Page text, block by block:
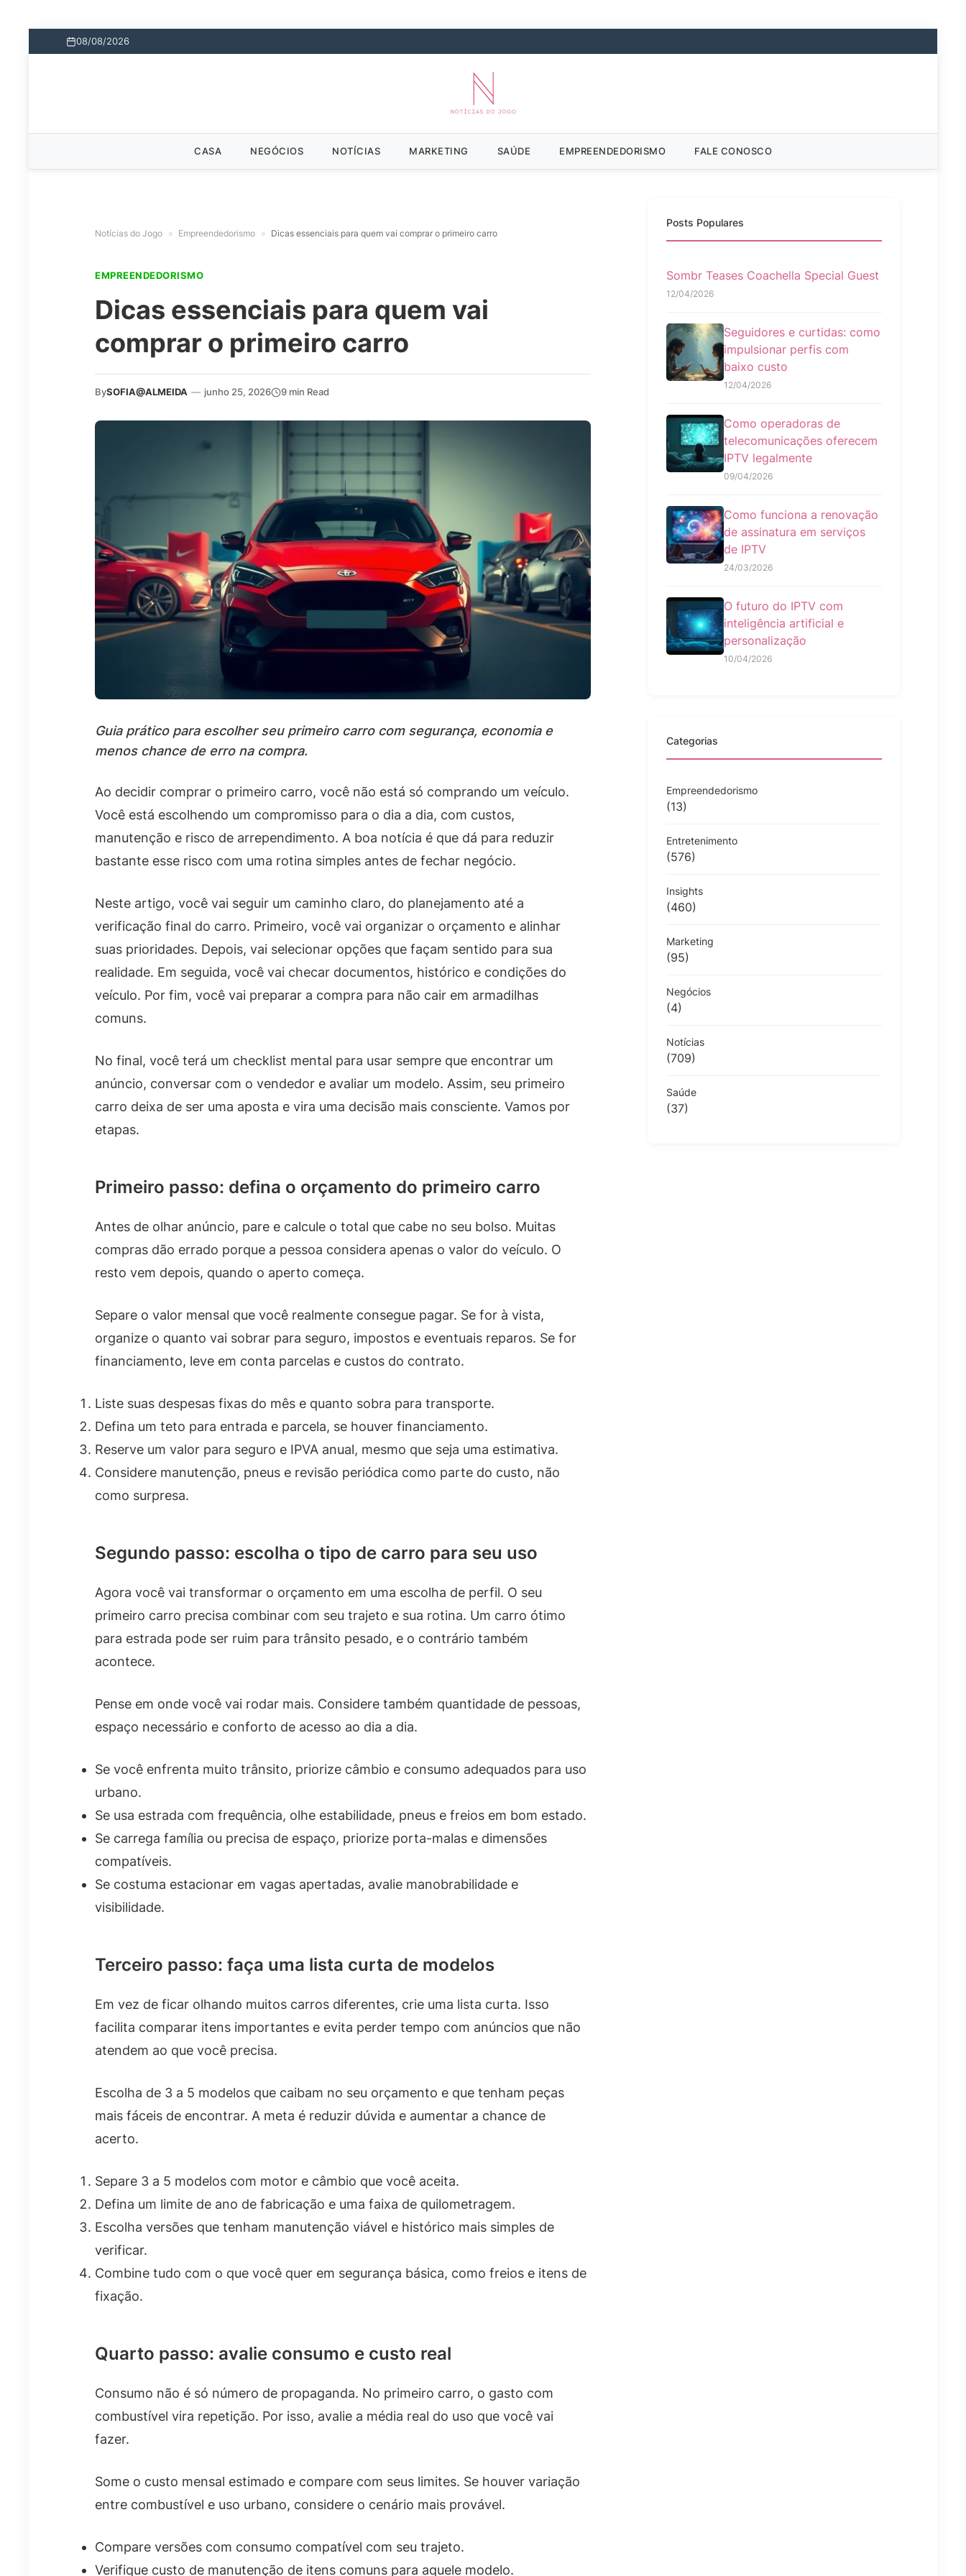
08/08/2026
CASA NEGÓCIOS NOTÍCIAS MARKETING SAÚDE EMPREENDEDORISMO FALE CONOSCO
Notícias do Jogo » Empreendedorismo » Dicas essenciais para quem vai comprar o primeiro carro
EMPREENDEDORISMO
Dicas essenciais para quem vai
comprar o primeiro carro
BySOFIA@ALMEIDA — junho 25, 2026 9 min Read
Guia prático para escolher seu primeiro carro com segurança, economia e
menos chance de erro na compra.
Ao decidir comprar o primeiro carro, você não está só comprando um veículo.
Você está escolhendo um compromisso para o dia a dia, com custos,
manutenção e risco de arrependimento. A boa notícia é que dá para reduzir
bastante esse risco com uma rotina simples antes de fechar negócio.
Neste artigo, você vai seguir um caminho claro, do planejamento até a
verificação final do carro. Primeiro, você vai organizar o orçamento e alinhar
suas prioridades. Depois, vai selecionar opções que façam sentido para sua
realidade. Em seguida, você vai checar documentos, histórico e condições do
veículo. Por fim, você vai preparar a compra para não cair em armadilhas
comuns.
No final, você terá um checklist mental para usar sempre que encontrar um
anúncio, conversar com o vendedor e avaliar um modelo. Assim, seu primeiro
carro deixa de ser uma aposta e vira uma decisão mais consciente. Vamos por
etapas.
Primeiro passo: defina o orçamento do primeiro carro
Antes de olhar anúncio, pare e calcule o total que cabe no seu bolso. Muitas
compras dão errado porque a pessoa considera apenas o valor do veículo. O
resto vem depois, quando o aperto começa.
Separe o valor mensal que você realmente consegue pagar. Se for à vista,
organize o quanto vai sobrar para seguro, impostos e eventuais reparos. Se for
financiamento, leve em conta parcelas e custos do contrato.
Liste suas despesas fixas do mês e quanto sobra para transporte.
Defina um teto para entrada e parcela, se houver financiamento.
Reserve um valor para seguro e IPVA anual, mesmo que seja uma estimativa.
Considere manutenção, pneus e revisão periódica como parte do custo, não
como surpresa.
Segundo passo: escolha o tipo de carro para seu uso
Agora você vai transformar o orçamento em uma escolha de perfil. O seu
primeiro carro precisa combinar com seu trajeto e sua rotina. Um carro ótimo
para estrada pode ser ruim para trânsito pesado, e o contrário também
acontece.
Pense em onde você vai rodar mais. Considere também quantidade de pessoas,
espaço necessário e conforto de acesso ao dia a dia.
Se você enfrenta muito trânsito, priorize câmbio e consumo adequados para uso
urbano.
Se usa estrada com frequência, olhe estabilidade, pneus e freios em bom estado.
Se carrega família ou precisa de espaço, priorize porta-malas e dimensões
compatíveis.
Se costuma estacionar em vagas apertadas, avalie manobrabilidade e
visibilidade.
Terceiro passo: faça uma lista curta de modelos
Em vez de ficar olhando muitos carros diferentes, crie uma lista curta. Isso
facilita comparar itens importantes e evita perder tempo com anúncios que não
atendem ao que você precisa.
Escolha de 3 a 5 modelos que caibam no seu orçamento e que tenham peças
mais fáceis de encontrar. A meta é reduzir dúvida e aumentar a chance de
acerto.
Separe 3 a 5 modelos com motor e câmbio que você aceita.
Defina um limite de ano de fabricação e uma faixa de quilometragem.
Escolha versões que tenham manutenção viável e histórico mais simples de
verificar.
Combine tudo com o que você quer em segurança básica, como freios e itens de
fixação.
Quarto passo: avalie consumo e custo real
Consumo não é só número de propaganda. No primeiro carro, o gasto com
combustível vira repetição. Por isso, avalie a média real do uso que você vai
fazer.
Some o custo mensal estimado e compare com seus limites. Se houver variação
entre combustível e uso urbano, considere o cenário mais provável.
Compare versões com consumo compatível com seu trajeto.
Verifique custo de manutenção de itens comuns para aquele modelo.
Posts Populares
Sombr Teases Coachella Special Guest
12/04/2026
Seguidores e curtidas: como
impulsionar perfis com
baixo custo
12/04/2026
Como operadoras de
telecomunicações oferecem
IPTV legalmente
09/04/2026
Como funciona a renovação
de assinatura em serviços
de IPTV
24/03/2026
O futuro do IPTV com
inteligência artificial e
personalização
10/04/2026
Categorias
Empreendedorismo
(13)
Entretenimento
(576)
Insights
(460)
Marketing
(95)
Negócios
(4)
Notícias
(709)
Saúde
(37)